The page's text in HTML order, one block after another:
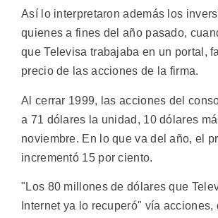
Así lo interpretaron además los
quienes a fines del año pasado,
que Televisa trabajaba en un portal,
precio de las acciones de la firma.
Al cerrar 1999, las acciones del
a 71 dólares la unidad, 10 dólares
noviembre. En lo que va del año, el
incrementó 15 por ciento.
"Los 80 millones de dólares que
Internet ya lo recuperó" vía acciones,